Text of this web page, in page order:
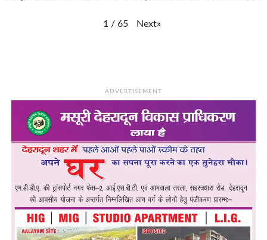
1 / 65 Next»
ADVERTISEMENT